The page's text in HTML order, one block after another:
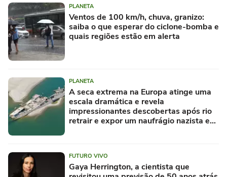
PLANETA
Ventos de 100 km/h, chuva, granizo:
saiba o que esperar do ciclone-bomba e
quais regiões estão em alerta
PLANETA
A seca extrema na Europa atinge uma
escala dramática e revela
impressionantes descobertas após rio
retrair e expor um naufrágio nazista e
FUTURO VIVO
Gaya Herrington, a cientista que